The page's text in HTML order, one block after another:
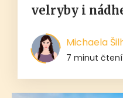
velryby i
Michaela
7 minut čtení